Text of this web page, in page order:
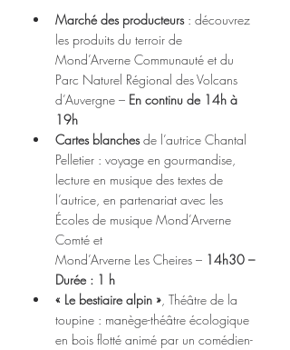
Marché des producteurs : découvrez
les produits du terroir de
Mond’Arverne Communauté et du
Parc Naturel Régional des Volcans
d’Auvergne – En continu de 14h à
19h
Cartes blanches de l’autrice Chantal
Pelletier : voyage en gourmandise,
lecture en musique des textes de
l’autrice, en partenariat avec les
Écoles de musique Mond’Arverne
Comté et
Mond’Arverne Les Cheires – 14h30 –
Durée : 1 h
« Le bestiaire alpin », Théâtre de la
toupine : manège-théâtre écologique
en bois flotté animé par un comédien-